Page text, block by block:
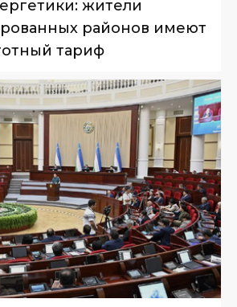
жители
районов имеют
тариф